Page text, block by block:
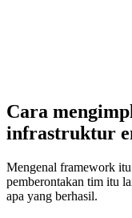
Cara
infrastruktur
Mengenal framework
pemberontakan tim itu
apa yang berhasil.